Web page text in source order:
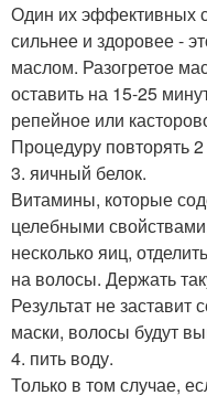
Один их эффективных
сильнее и здоровее -
маслом. Разогретое
оставить на 15-25
репейное или
Процедуру повторять
3. яичный белок.
Витамины, которые
целебными
несколько яиц,
на волосы. Держать
Результат не
маски, волосы будут
4. пить воду.
Только в том случае,